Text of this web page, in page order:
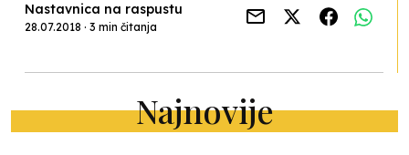
Nastavnica na raspustu
28.07.2018 · 3 min čitanja
Najnovije